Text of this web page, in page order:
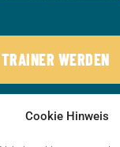
Cookie Hinweis
TRAINER WERDEN
Puderbach e.V. –